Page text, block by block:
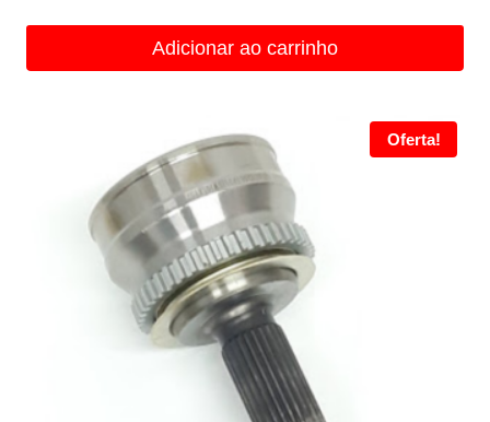
é:
Adicionar ao carrinho
Oferta!